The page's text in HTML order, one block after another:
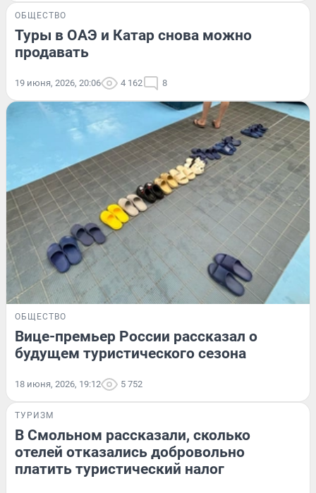
ОБЩЕСТВО
Туры в ОАЭ и Катар снова можно
продавать
19 июня, 2026, 20:06 4 162 8
ОБЩЕСТВО
Вице-премьер России рассказал о
будущем туристического сезона
18 июня, 2026, 19:12 5 752
ТУРИЗМ
В Смольном рассказали, сколько
отелей отказались добровольно
платить туристический налог